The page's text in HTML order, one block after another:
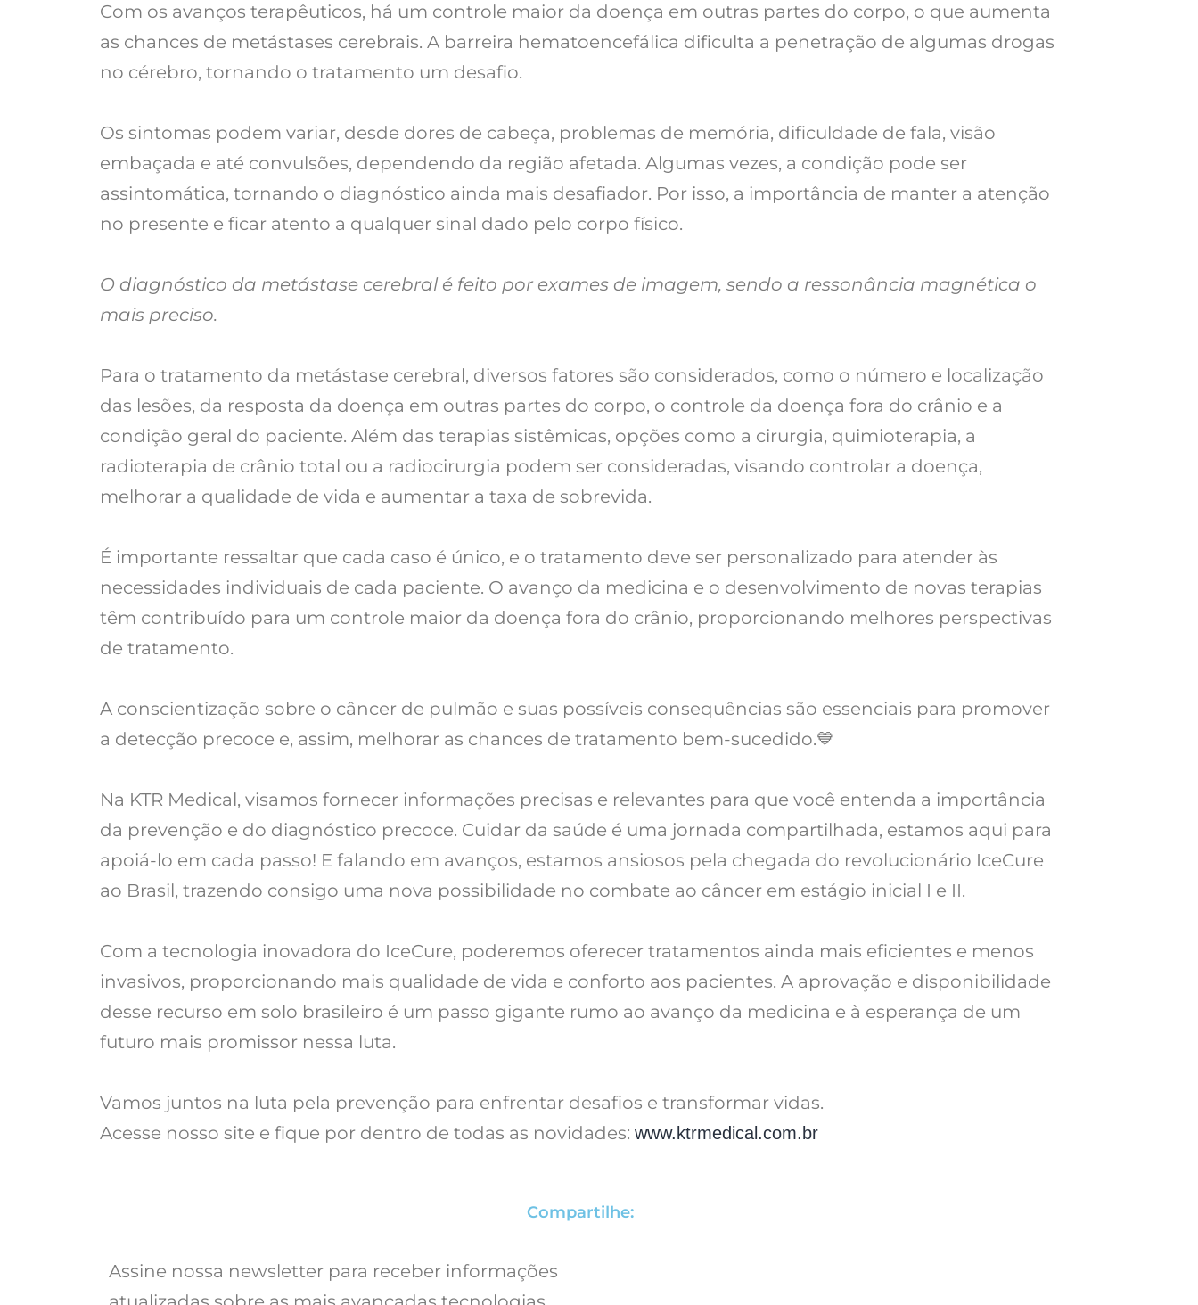
Com os avanços terapêuticos, há um controle maior da doença em outras partes do corpo, o que aumenta
as chances de metástases cerebrais. A barreira hematoencefálica dificulta a penetração de algumas drogas
no cérebro, tornando o tratamento um desafio.
Os sintomas podem variar, desde dores de cabeça, problemas de memória, dificuldade de fala, visão
embaçada e até convulsões, dependendo da região afetada. Algumas vezes, a condição pode ser
assintomática, tornando o diagnóstico ainda mais desafiador. Por isso, a importância de manter a atenção
no presente e ficar atento a qualquer sinal dado pelo corpo físico.
O diagnóstico da metástase cerebral é feito por exames de imagem, sendo a ressonância magnética o
mais preciso.
Para o tratamento da metástase cerebral, diversos fatores são considerados, como o número e localização
das lesões, da resposta da doença em outras partes do corpo, o controle da doença fora do crânio e a
condição geral do paciente. Além das terapias sistêmicas, opções como a cirurgia, quimioterapia, a
radioterapia de crânio total ou a radiocirurgia podem ser consideradas, visando controlar a doença,
melhorar a qualidade de vida e aumentar a taxa de sobrevida.
É importante ressaltar que cada caso é único, e o tratamento deve ser personalizado para atender às
necessidades individuais de cada paciente. O avanço da medicina e o desenvolvimento de novas terapias
têm contribuído para um controle maior da doença fora do crânio, proporcionando melhores perspectivas
de tratamento.
A conscientização sobre o câncer de pulmão e suas possíveis consequências são essenciais para promover
a detecção precoce e, assim, melhorar as chances de tratamento bem-sucedido.💙
Na KTR Medical, visamos fornecer informações precisas e relevantes para que você entenda a importância
da prevenção e do diagnóstico precoce. Cuidar da saúde é uma jornada compartilhada, estamos aqui para
apoiá-lo em cada passo! E falando em avanços, estamos ansiosos pela chegada do revolucionário IceCure
ao Brasil, trazendo consigo uma nova possibilidade no combate ao câncer em estágio inicial I e II.
Com a tecnologia inovadora do IceCure, poderemos oferecer tratamentos ainda mais eficientes e menos
invasivos, proporcionando mais qualidade de vida e conforto aos pacientes. A aprovação e disponibilidade
desse recurso em solo brasileiro é um passo gigante rumo ao avanço da medicina e à esperança de um
futuro mais promissor nessa luta.
Vamos juntos na luta pela prevenção para enfrentar desafios e transformar vidas.
Acesse nosso site e fique por dentro de todas as novidades: www.ktrmedical.com.br
Compartilhe:
Assine nossa newsletter para receber informações